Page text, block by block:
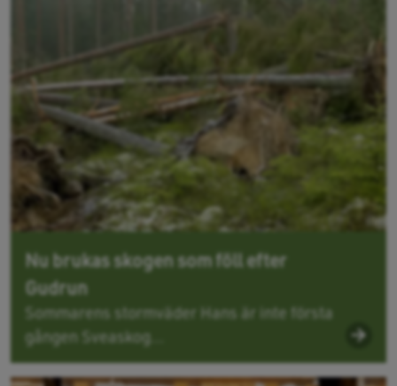
Nu brukas skogen som föll efter
Gudrun
Sommarens stormväder Hans är inte första
gången Sveaskog...